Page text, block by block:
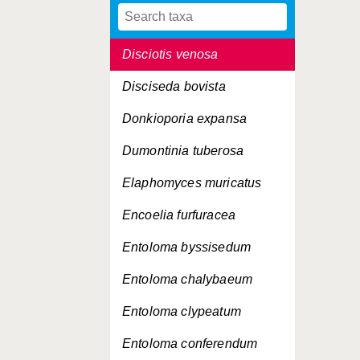
Didymium serpula
Disciotis venosa
Disciseda bovista
Donkioporia expansa
Dumontinia tuberosa
Elaphomyces muricatus
Encoelia furfuracea
Entoloma byssisedum
Entoloma chalybaeum
Entoloma clypeatum
Entoloma conferendum